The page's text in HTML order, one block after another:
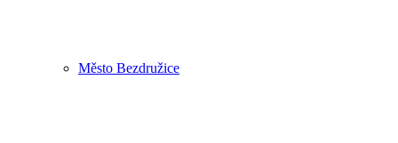
Město Bezdružice